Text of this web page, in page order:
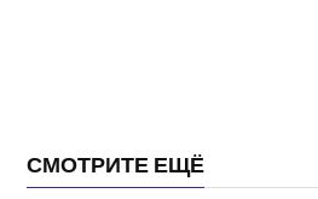
СМОТРИТЕ ЕЩЁ